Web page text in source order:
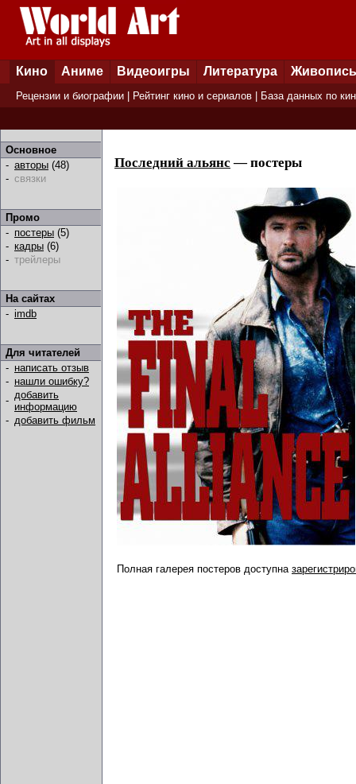
Кино Аниме Видеоигры Литература Живопись
Рецензии и биографии Рейтинг кино и сериалов База данных по
Основное
- авторы (48)
- связки
Промо
- постеры (5)
- кадры (6)
- трейлеры
На сайтах
- imdb
Для читателей
- написать отзыв
- нашли ошибку?
- добавить
информацию
- добавить фильм
Последний альянс — постеры
Полная галерея постеров доступна